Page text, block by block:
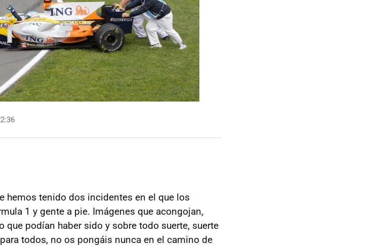
hemos tenido dos incidentes en el que los
1 y gente a pie. Imágenes que acongojan,
que podían haber sido y sobre todo suerte, suerte
todos, no os pongáis nunca en el camino de